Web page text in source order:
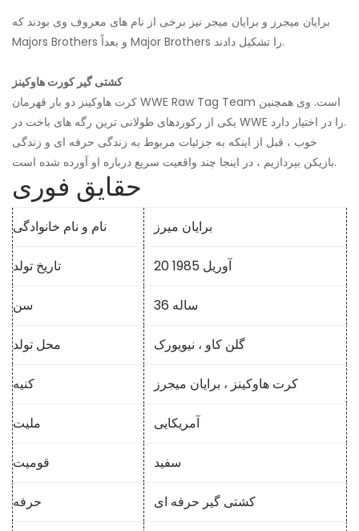
برایان میجرز و برایان میجر نیز برخی از نام های معروف وی بودند که
Majors Brothers و بعداً Major Brothers را تشکیل دادند.
کشتی گیر کورت هاوکینز
کرت هاوکینز دو بار قهرمان WWE Raw Tag Team است. وی همچنین
یکی از رکوردهای طولانی ترین رگه های باخت در WWE را در اختیار دارد.
خوب ، قبل از اینکه به جزئیات مربوط به زندگی حرفه ای و زندگی
بازیکن بپردازیم ، در اینجا چند واقعیت سریع درباره او آورده شده است.
حقایق فوری
نام و نام خانوادگی برایان میرز
تاریخ تولد 20 آوریل 1985
سن 36 ساله
محل تولد گلن کاو ، نیویورک
کنیه کرت هاوکینز ، برایان میجرز
ملیت آمریکایی
قومیت سفید
حرفه کشتی گیر حرفه ای